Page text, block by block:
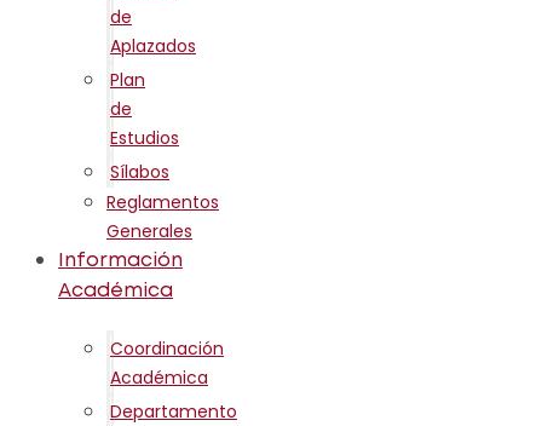
de
Aplazados
Plan
de
Estudios
Sílabos
Reglamentos
Generales
Información
Académica
Coordinación
Académica
Departamento